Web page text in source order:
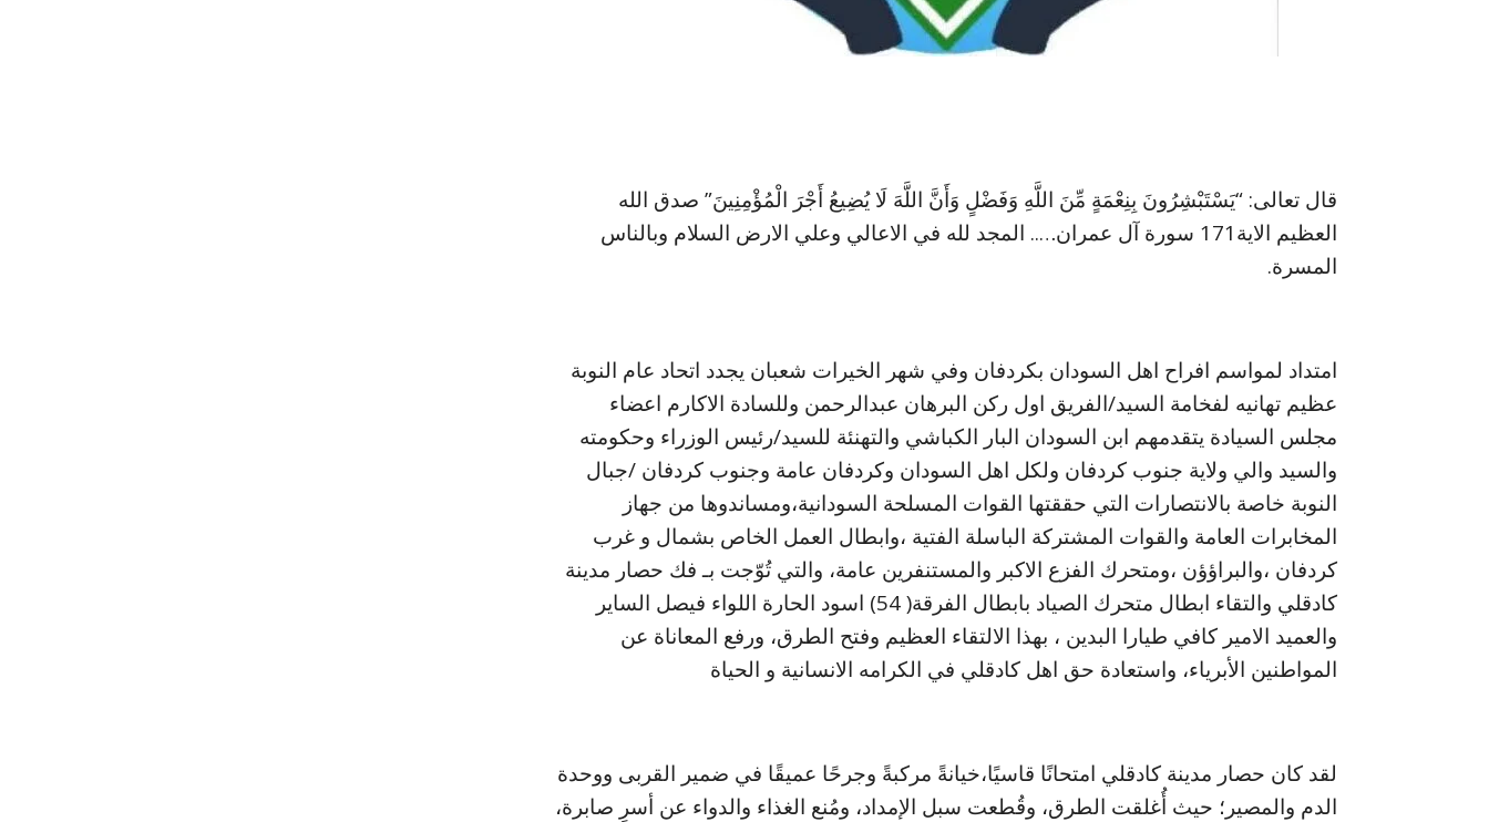
قال تعالى: “يَسْتَبْشِرُونَ بِنِعْمَةٍ مِّنَ اللَّهِ وَفَضْلٍ وَأَنَّ اللَّهَ لَا يُضِيعُ أَجْرَ الْمُؤْمِنِينَ” صدق الله
العظيم الاية171 سورة آل عمران….. المجد لله في الاعالي وعلي الارض السلام وبالناس
المسرة.
امتداد لمواسم افراح اهل السودان بكردفان وفي شهر الخيرات شعبان يجدد اتحاد عام النوبة
عظيم تهانيه لفخامة السيد/الفريق اول ركن البرهان عبدالرحمن وللسادة الاكارم اعضاء
مجلس السيادة يتقدمهم ابن السودان البار الكباشي والتهنئة للسيد/رئيس الوزراء وحكومته
والسيد والي ولاية جنوب كردفان ولكل اهل السودان وكردفان عامة وجنوب كردفان /جبال
النوبة خاصة بالانتصارات التي حققتها القوات المسلحة السودانية،ومساندوها من جهاز
المخابرات العامة والقوات المشتركة الباسلة الفتية ،وابطال العمل الخاص بشمال و غرب
كردفان ،والبراؤؤن ،ومتحرك الفزع الاكبر والمستنفرين عامة، والتي تُوّجت بـ فك حصار مدينة
كادقلي والتقاء ابطال متحرك الصياد بابطال الفرقة( 54) اسود الحارة اللواء فيصل الساير
والعميد الامير كافي طيارا البدين ، بهذا الالتقاء العظيم وفتح الطرق، ورفع المعاناة عن
المواطنين الأبرياء، واستعادة حق اهل كادقلي في الكرامه الانسانية و الحياة
لقد كان حصار مدينة كادقلي امتحانًا قاسيًا،خيانةً مركبةً وجرحًا عميقًا في ضمير القربى ووحدة
الدم والمصير؛ حيث أُغلقت الطرق، وقُطعت سبل الإمداد، ومُنع الغذاء والدواء عن أسرٍ صابرة،